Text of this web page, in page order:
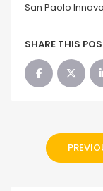
San Paolo
SHARE THIS